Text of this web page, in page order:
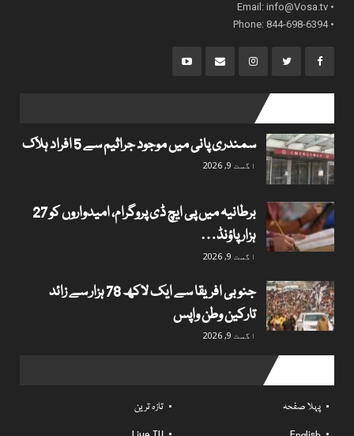
• Email:
info@Vosa.tv
• Phone: 844-698-6394
سمندری پانی میں موجود جراثیم سے 5 افراد ہلاک
اگست 9, 2026
برطانیہ میں پی ایچ ڈی پروگرام، امیدواروں کو 27
ہزار پاؤنڈ…
اگست 9, 2026
جنوبی افریقا سے ایک لاکھ 78 ہزار سے زائد
تارکین وطن واپس
اگست 9, 2026
پہلا صفحہ
تازہ ترین